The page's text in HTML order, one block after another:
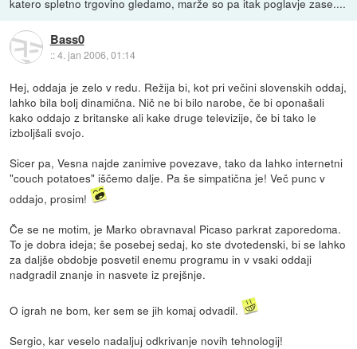
Bass0
::4. jan 2006, 01:14
Hej, oddaja je zelo v redu. Režija bi, kot pri večini slovenskih oddaj,
lahko bila bolj dinamična. Nič ne bi bilo narobe, če bi oponašali
kako oddajo z britanske ali kake druge televizije, če bi tako le
izboljšali svojo.
Sicer pa, Vesna najde zanimive povezave, tako da lahko internetni
"couch potatoes" iščemo dalje. Pa še simpatična je! Več punc v
oddajo, prosim!
Če se ne motim, je Marko obravnaval Picaso parkrat zaporedoma.
To je dobra ideja; še posebej sedaj, ko ste dvotedenski, bi se lahko
za daljše obdobje posvetil enemu programu in v vsaki oddaji
nadgradil znanje in nasvete iz prejšnje.
O igrah ne bom, ker sem se jih komaj odvadil.
Sergio, kar veselo nadaljuj odkrivanje novih tehnologij!